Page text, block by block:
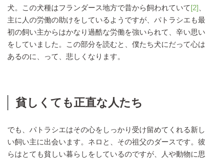
犬。この犬種はフランダース地方で昔から飼われていて[2]
主に人の労働の助けをしているようですが、パトラシエも最
初の飼い主からはかなり過酷な労働を強いられて、辛い思い
をしていました。この部分を読むと、僕たち犬にだって心は
あるのに、って、悲しくなります。
貧しくても正直な人たち
でも、パトラシエはその心をしっかり受け留めてくれる新し
い飼い主に出会います。ネロと、その祖父のダースです。彼
らはとても貧しい暮らしをしているのですが、人や動物に思